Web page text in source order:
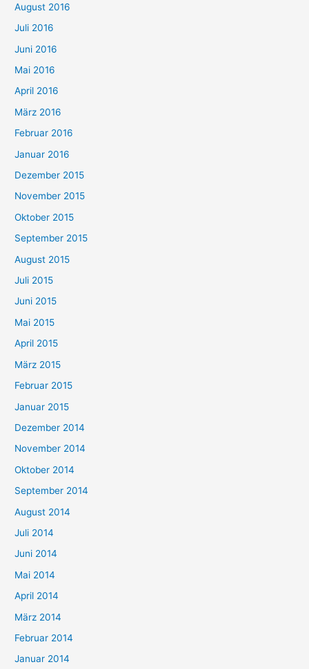
August 2016
Juli 2016
Juni 2016
Mai 2016
April 2016
März 2016
Februar 2016
Januar 2016
Dezember 2015
November 2015
Oktober 2015
September 2015
August 2015
Juli 2015
Juni 2015
Mai 2015
April 2015
März 2015
Februar 2015
Januar 2015
Dezember 2014
November 2014
Oktober 2014
September 2014
August 2014
Juli 2014
Juni 2014
Mai 2014
April 2014
März 2014
Februar 2014
Januar 2014